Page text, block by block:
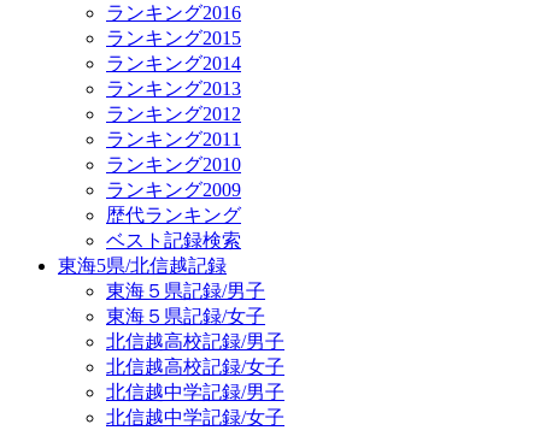
ランキング2016
ランキング2015
ランキング2014
ランキング2013
ランキング2012
ランキング2011
ランキング2010
ランキング2009
歴代ランキング
ベスト記録検索
東海5県/北信越記録
東海５県記録/男子
東海５県記録/女子
北信越高校記録/男子
北信越高校記録/女子
北信越中学記録/男子
北信越中学記録/女子